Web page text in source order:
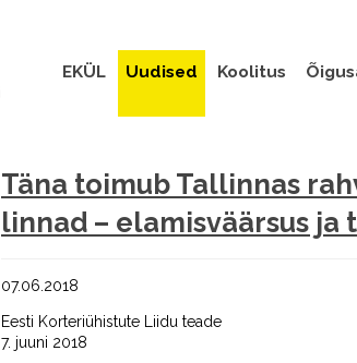
EKÜL Uudised Koolitus
Täna toimub Tallinnas
linnad – elamisväärsus ja
07.06.2018
Eesti Korteriühistute Liidu teade
7. juuni 2018